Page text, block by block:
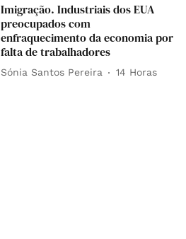
Imigração. Industriais dos EUA
preocupados com
enfraquecimento da economia por
falta de trabalhadores
Sónia Santos Pereira 14 Horas